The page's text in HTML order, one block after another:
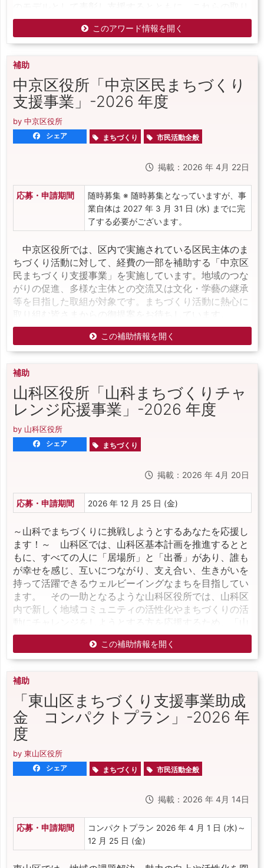
このアワード情報を開く
補助
中京区役所「中京区民まちづくり
支援事業」-2026 年度
by 中京区役所
シェア まちづくり 市民活動全般
掲載：2026 年 4月 22日
応募・申請期間
随時募集 ※ 随時募集となっていますが、事
業自体は 2027 年 3 月 31 日 (水) までに完
了する必要がございます。
中京区役所では、区内で実施されている区民主体のま
ちづくり活動に対して、経費の一部を補助する「中京区
民まちづくり支援事業」を実施しています。地域のつな
がりの促進、多様な主体との交流又は文化・学藝の継承
等を目指した取組が対象です。まちづくり活動に熱心に
取り組む皆さまからの御提案をお待ちしています。
この補助情報を開く
補助
山科区役所「山科まちづくりチャ
レンジ応援事業」-2026 年度
by 山科区役所
シェア まちづくり
掲載：2026 年 4月 20日
応募・申請期間 2026 年 12 月 25 日 (金)
～山科でまちづくりに挑戦しようとするあなたを応援し
ます！～ 山科区では、山科区基本計画を推進するとと
もに、すべての人に「居場所」と「出番」があり、誰も
が幸せを感じ、互いにつながり、支え合い、生きがいを
持って活躍できるウェルビーイングなまちを目指してい
ます。 その一助となるような山科区役所では、山科区
内で新しく地域コミュニティの活性化やまちづくりの活
動にチャレンジをしようとする方を応援するため、「山
この補助情報を開く
補助
「東山区まちづくり支援事業助成
金 コンパクトプラン」-2026 年
度
by 東山区役所
シェア まちづくり 市民活動全般
掲載：2026 年 4月 14日
応募・申請期間
コンパクトプラン 2026 年 4 月 1 日 (水)～
12 月 25 日 (金)